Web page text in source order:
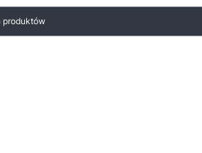
produktów